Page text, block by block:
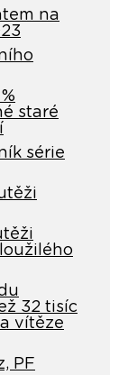
na
staré
série
32 tisíc
vítěze
PF